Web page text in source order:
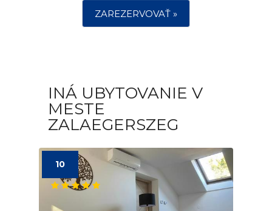
ZAREZERVOVAŤ »
INÁ UBYTOVANIE V
MESTE
ZALAEGERSZEG
10